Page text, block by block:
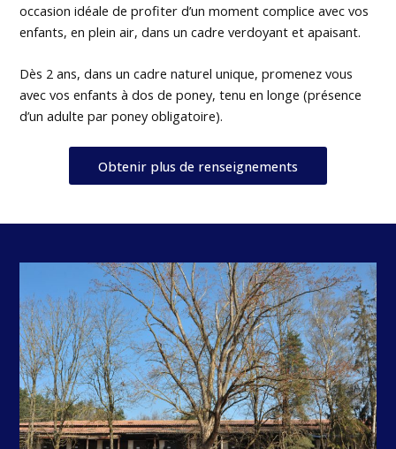
occasion idéale de profiter d’un moment complice avec vos
enfants, en plein air, dans un cadre verdoyant et apaisant.
Dès 2 ans, dans un cadre naturel unique, promenez vous
avec vos enfants à dos de poney, tenu en longe (présence
d’un adulte par poney obligatoire).
Obtenir plus de renseignements